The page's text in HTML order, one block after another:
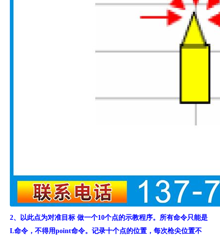
2、以此点为对准目标 做一个10个点的示教程序。所有命令只能是
L命令，不得用point命令。记录十个点的位置，每次枪尖位置不